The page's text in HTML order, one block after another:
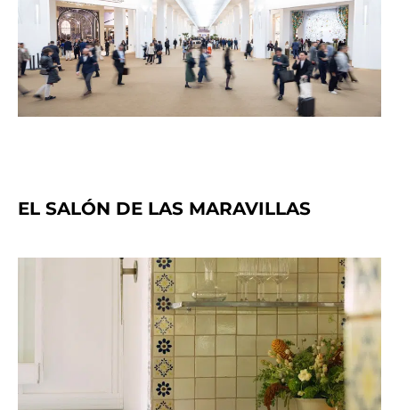
EL SALÓN DE LAS MARAVILLAS